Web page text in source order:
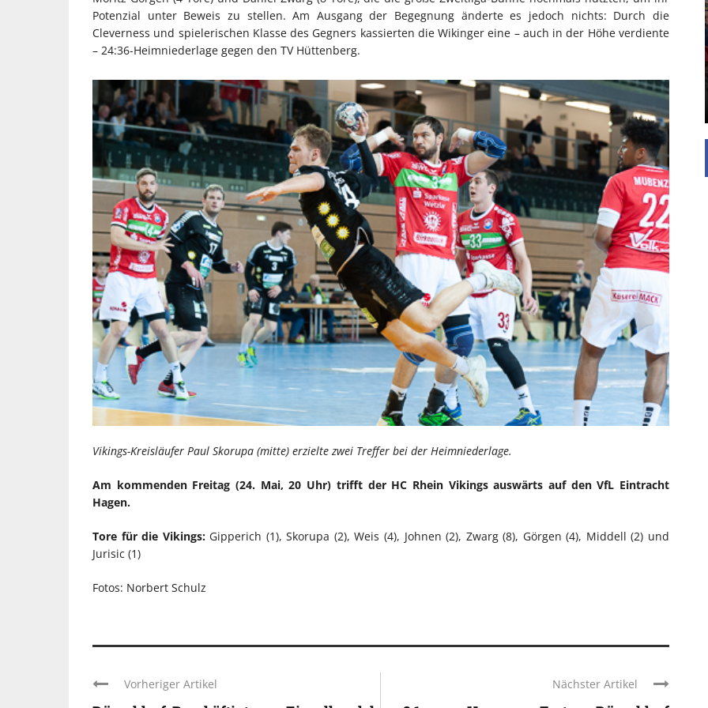
Potenzial unter Beweis zu stellen. Am Ausgang der Begegnung änderte es jedoch nichts: Durch die
Cleverness und spielerischen Klasse des Gegners kassierten die Wikinger eine – auch in der Höhe verdiente
– 24:36-Heimniederlage gegen den TV Hüttenberg.
Vikings-Kreisläufer Paul Skorupa (mitte) erzielte zwei Treffer bei der Heimniederlage.
Am kommenden Freitag (24. Mai, 20 Uhr) trifft der HC Rhein Vikings auswärts auf den VfL Eintracht
Hagen.
Tore für die Vikings:Gipperich (1), Skorupa (2), Weis (4), Johnen (2), Zwarg (8), Görgen (4), Middell (2) und
Jurisic (1)
Fotos: Norbert Schulz
Vorheriger Artikel Nächster Artikel
UNTERSTÜTZEN
Die Inspiration des industriellen Chics sind die
mit rustikalen Elementen und großen
Fensterflächen. Wie so vieles wurde ...